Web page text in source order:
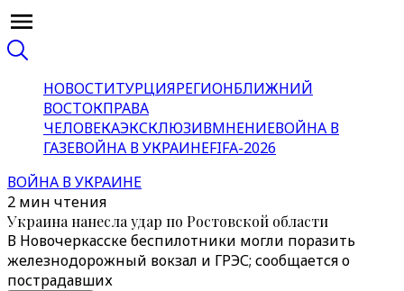
НОВОСТИТУРЦИЯРЕГИОНБЛИЖНИЙ
ВОСТОКПРАВА
ЧЕЛОВЕКАЭКСКЛЮЗИВМНЕНИЕВОЙНА В
ГАЗЕВОЙНА В УКРАИНЕFIFA-2026
ВОЙНА В УКРАИНЕ
2 мин чтения
Украина нанесла удар по Ростовской области
В Новочеркасске беспилотники могли поразить
железнодорожный вокзал и ГРЭС; сообщается о
пострадавших